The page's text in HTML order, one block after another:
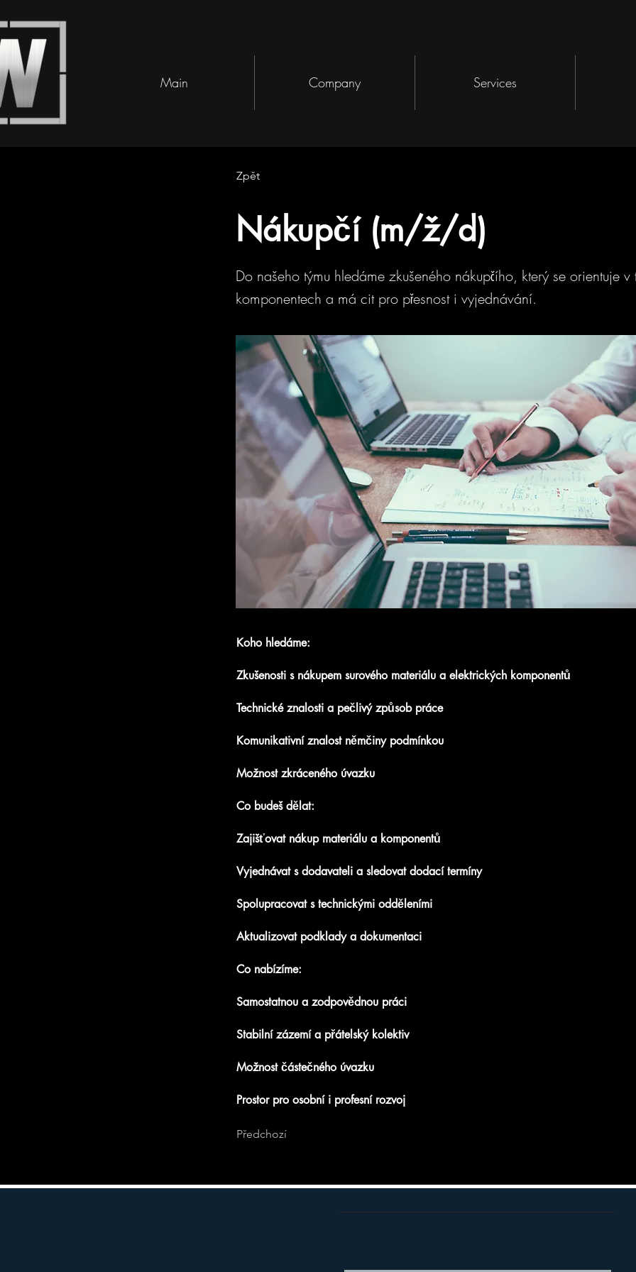
Main Company Services
Zpět
Nákupčí (m/ž/d)
Do našeho týmu hledáme zkušeného nákupčího, který se orientuje v
komponentech a má cit pro přesnost i vyjednávání.
Koho hledáme:
Zkušenosti s nákupem surového materiálu a elektrických komponentů
Technické znalosti a pečlivý způsob práce
Komunikativní znalost němčiny podmínkou
Možnost zkráceného úvazku
Co budeš dělat:
Zajišťovat nákup materiálu a komponentů
Vyjednávat s dodavateli a sledovat dodací termíny
Spolupracovat s technickými odděleními
Aktualizovat podklady a dokumentaci
Co nabízíme:
Samostatnou a zodpovědnou práci
Stabilní zázemí a přátelský kolektiv
Možnost částečného úvazku
Prostor pro osobní i profesní rozvoj
Předchozí